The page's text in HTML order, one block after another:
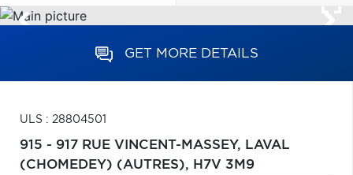
GET MORE DETAILS
ULS : 28804501
915 - 917 RUE VINCENT-MASSEY, LAVAL
(CHOMEDEY) (AUTRES), H7V 3M9